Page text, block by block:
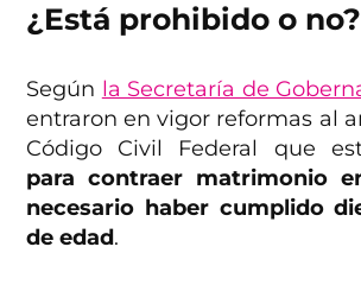
¿Está prohibido o no?
Según la Secretaría de
entraron en vigor reformas al
Código Civil Federal que
para contraer matrimonio
necesario haber cumplido
de edad.